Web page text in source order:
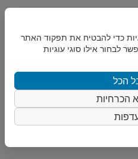
כדי להבטיח את תפקוד האתר
לבחור אילו סוגי עוגיות
הכל
הכרחיות